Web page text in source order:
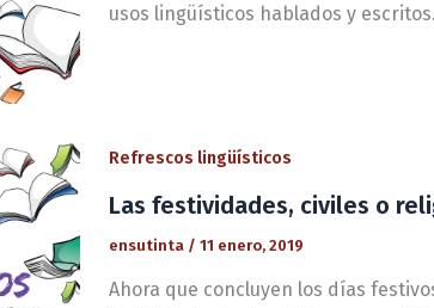
usos lingüísticos hablados y
Refrescos lingüísticos
Las festividades, civiles o
ensutinta / 11 enero, 2019
Ahora que concluyen los días